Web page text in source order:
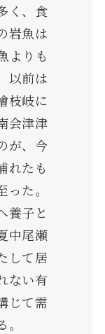
く、食
岩魚は
よりも
以前は
枝岐に
会津津
が、今
れたも
た。
養子と
中尾瀬
して居
ない有
じて需